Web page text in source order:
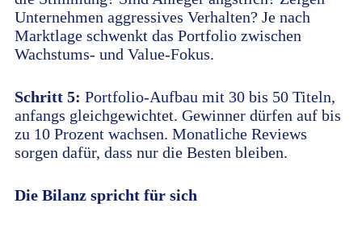
Unternehmen aggressives Verhalten? Je nach
Marktlage schwenkt das Portfolio zwischen
Wachstums- und Value-Fokus.
Schritt 5: Portfolio-Aufbau mit 30 bis 50 Titeln,
anfangs gleichgewichtet. Gewinner dürfen auf bis
zu 10 Prozent wachsen. Monatliche Reviews
sorgen dafür, dass nur die Besten bleiben.
Die Bilanz spricht für sich